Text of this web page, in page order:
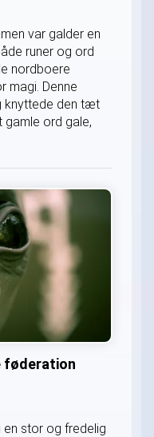
var galder en
runer og ord
nordboere
magi. Denne
knyttede den tæt
gamle ord gale,
føderation
stor og fredelig